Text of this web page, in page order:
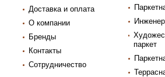
Доставка и оплата
О компании
Бренды
Контакты
Сотрудничество
паркет